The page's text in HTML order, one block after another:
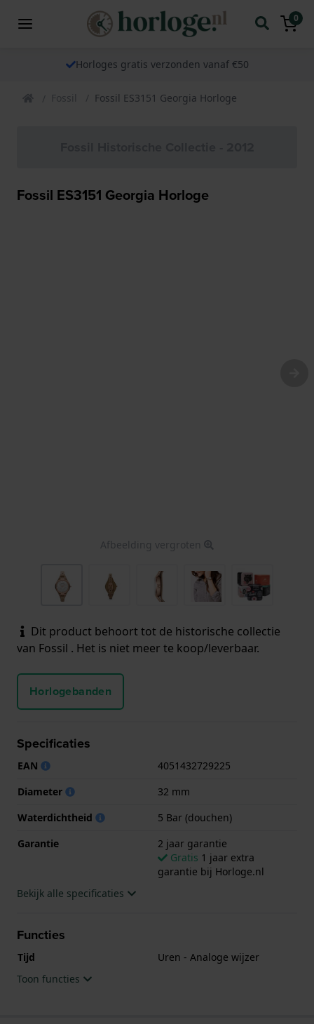
0
Horloges gratis verzonden vanaf €50
Fossil Fossil ES3151 Georgia Horloge
Fossil ES3151 Georgia Horloge
Afbeelding vergroten
Dit product behoort tot de historische collectie
van Fossil . Het is niet meer te koop/leverbaar.
Horlogebanden
Specificaties
EAN
4051432729225
Diameter
32 mm
Waterdichtheid
5 Bar (douchen)
Garantie
2 jaar garantie
Gratis 1 jaar extra
garantie bij Horloge.nl
Bekijk alle specificaties
Functies
Tijd
Uren - Analoge wijzer
Toon functies